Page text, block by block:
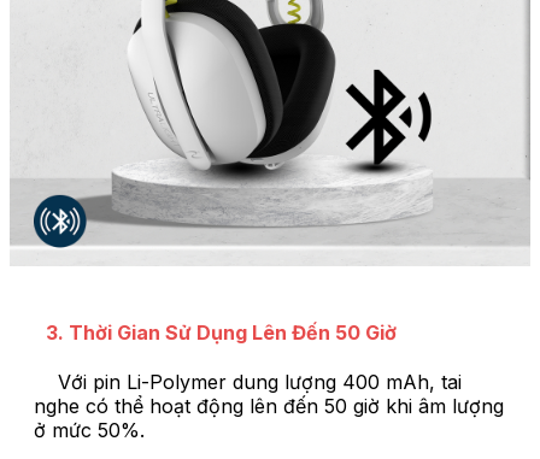
3. Thời Gian Sử Dụng Lên Đến 50 Giờ
Với pin Li-Polymer dung lượng 400 mAh, tai
nghe có thể hoạt động lên đến 50 giờ khi âm lượng
ở mức 50%.